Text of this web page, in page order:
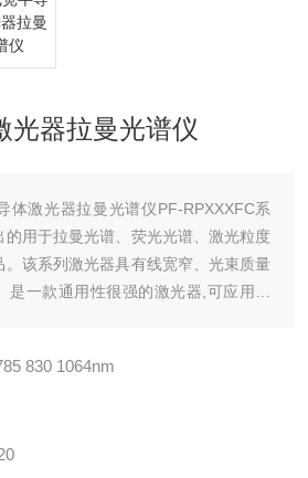
光器拉曼光谱仪
体激光器拉曼光谱仪PF-RPXXXFC系
用于拉曼光谱、荧光光谱、激光粒度
该系列激光器具有线宽窄、光束质量
是一款通用性很强的激光器,可应用于
大多数的测量要求。
830 1064nm